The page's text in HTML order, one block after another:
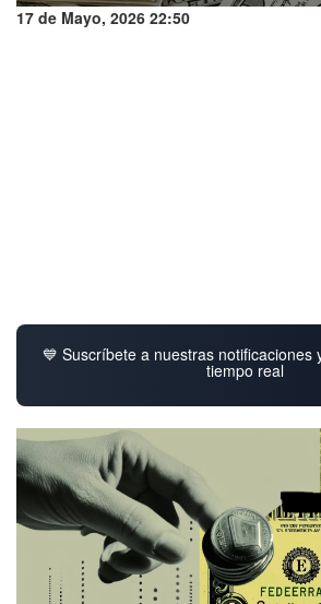
17 de Mayo, 2026 22:50
💙 Suscríbete a nuestras notificaciones
tiempo real